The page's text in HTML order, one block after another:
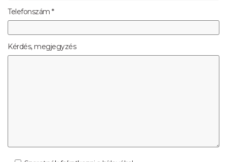
Telefonszám *
Kérdés, megjegyzés